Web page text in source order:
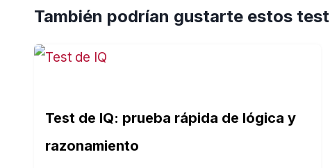
También podrían gustarte estos test
Test de IQ: prueba rápida de lógica y
razonamiento